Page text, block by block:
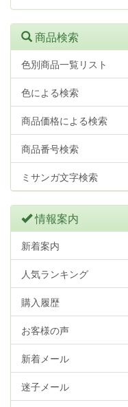
商品検索
色別商品一覧リスト
色による検索
商品価格による検索
商品番号検索
ミサンガ文字検索
情報案内
新着案内
人気ランキング
購入履歴
お客様の声
新着メール
迷子メール